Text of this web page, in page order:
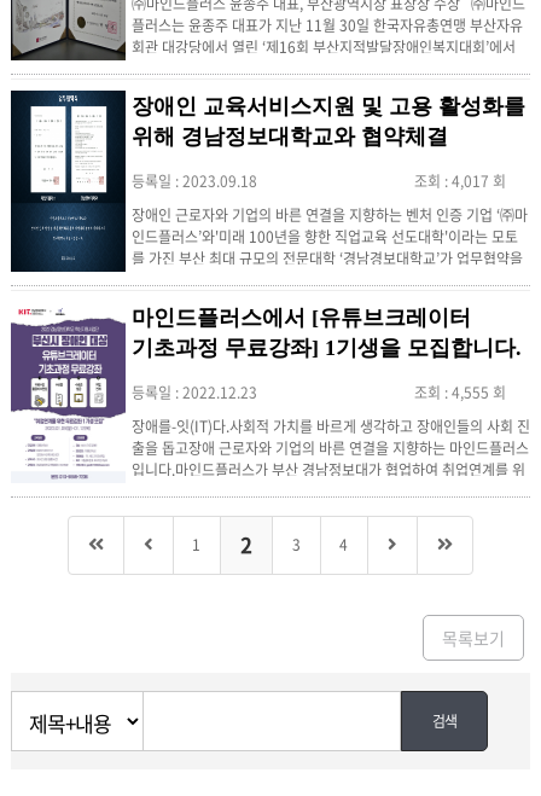
플러스는 윤종주 대표가 지난 11월 30일 한국자유총연맹 부산자유
회관 대강당에서 열린 ‘제16회 부산지적발달장애인복지대회’에서
부산광역시장 표창장을 수상했다고 1일 밝혔다. ㈜마인드플러스
윤종주 대표는 ‘장애인 권익향상과 복지증진’에 힘써온 공로를 인정
받아 표창장을 받았다. 부산지적발달장애인복지대회는 발달장애인
의 재활 및 자립의지 고취, 발달장애인에 대한 올바른 인식과...
장애인 교육서비스지원 및 고용 활성화를
위해 경남정보대학교와 협약체결
등록일 : 2023.09.18
조회 : 4,017 회
장애인 근로자와 기업의 바른 연결을 지향하는 벤처 인증 기업 ‘㈜마
인드플러스’와'미래 100년을 향한 직업교육 선도대학'이라는 모토
를 가진 부산 최대 규모의 전문대학 ‘경남경보대학교’가 업무협약을
체결하였다. 사회공동체적 책임의식을 갖고 상호 밀접한 교류와 협
력을 통해 장애인채용에 앞장서고 지역사회 발전에 기여하고자 가족
회사 협약을 체결하였다. 협약식에서 ㈜마인드플러스 윤종주대표
는“이번 협약을 통해 장애인 인재를 발굴하고 장애인 취업 활성화에
마인드플러스에서 [유튜브크레이터
기초과정 무료강좌] 1기생을 모집합니다.
등록일 : 2022.12.23
조회 : 4,555 회
장애를-잇(IT)다.사회적 가치를 바르게 생각하고 장애인들의 사회 진
출을 돕고장애 근로자와 기업의 바른 연결을 지향하는 마인드플러스
입니다.마인드플러스가 부산 경남정보대가 협업하여 취업연계를 위
한 무료강좌를 신설하여 1기생을 모집합니다."유튜브크레이터 기초
과정" 유튜브에 관심은 많지만 영상만들기가 혼자하기엔 도움없이
는 어렵고 시간이 오래 걸리죠..강의를 듣고 시작한다면 그런 시행착
오를 줄이고 쉽고 자신감있게 시작할수있습니다.유튜브 컨텐츠 기
획, 촬영, 편집등 기초과정에 관심있으신 분들 지원해서 알찬 교육 들
1 2 3 4
목록보기
검색